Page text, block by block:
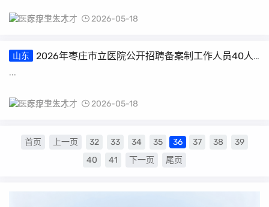
医疗卫生人才 2026-05-18
山东
2026年枣庄市立医院公开招聘备案制工作人员40人
...
医疗卫生人才 2026-05-18
首页 上一页 32 33 34 35 36 37 38
39
40
41 下一页 尾页